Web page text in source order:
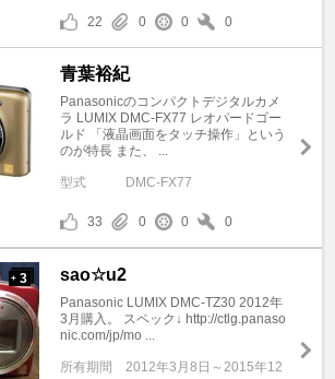
22 0 0 0
青葉裕紀
Panasonicのコンパクトデジタルカメ
ラ LUMIX DMC-FX77 レオパードゴー
ルド 「液晶画面をタッチ操作」という
のが特長 また、 ...
型式 DMC-FX77
33 0 0 0
+ 3 sao☆u2
Panasonic LUMIX DMC-TZ30 2012年
3月購入。 スペック↓ http://ctlg.panaso
nic.com/jp/mo ...
所有期間
2012年3月8日～2015年12